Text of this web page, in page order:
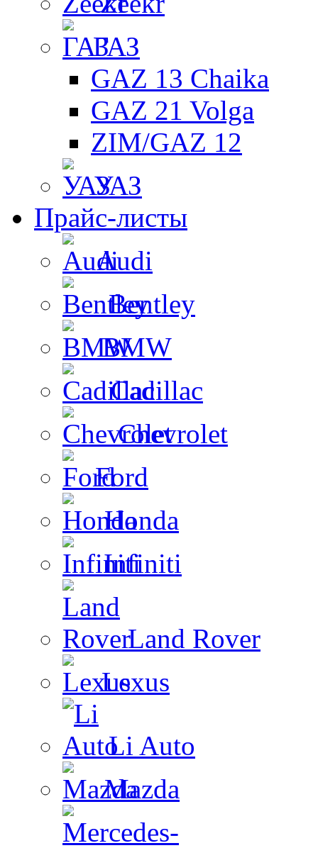
ГАЗ
GAZ 13 Chaika
GAZ 21 Volga
ZIM/GAZ 12
УАЗ
Прайс-листы
Audi
Bentley
BMW
Cadillac
Chevrolet
Ford
Honda
Infiniti
Land Rover
Lexus
Li Auto
Mazda